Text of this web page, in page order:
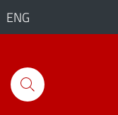
ENG